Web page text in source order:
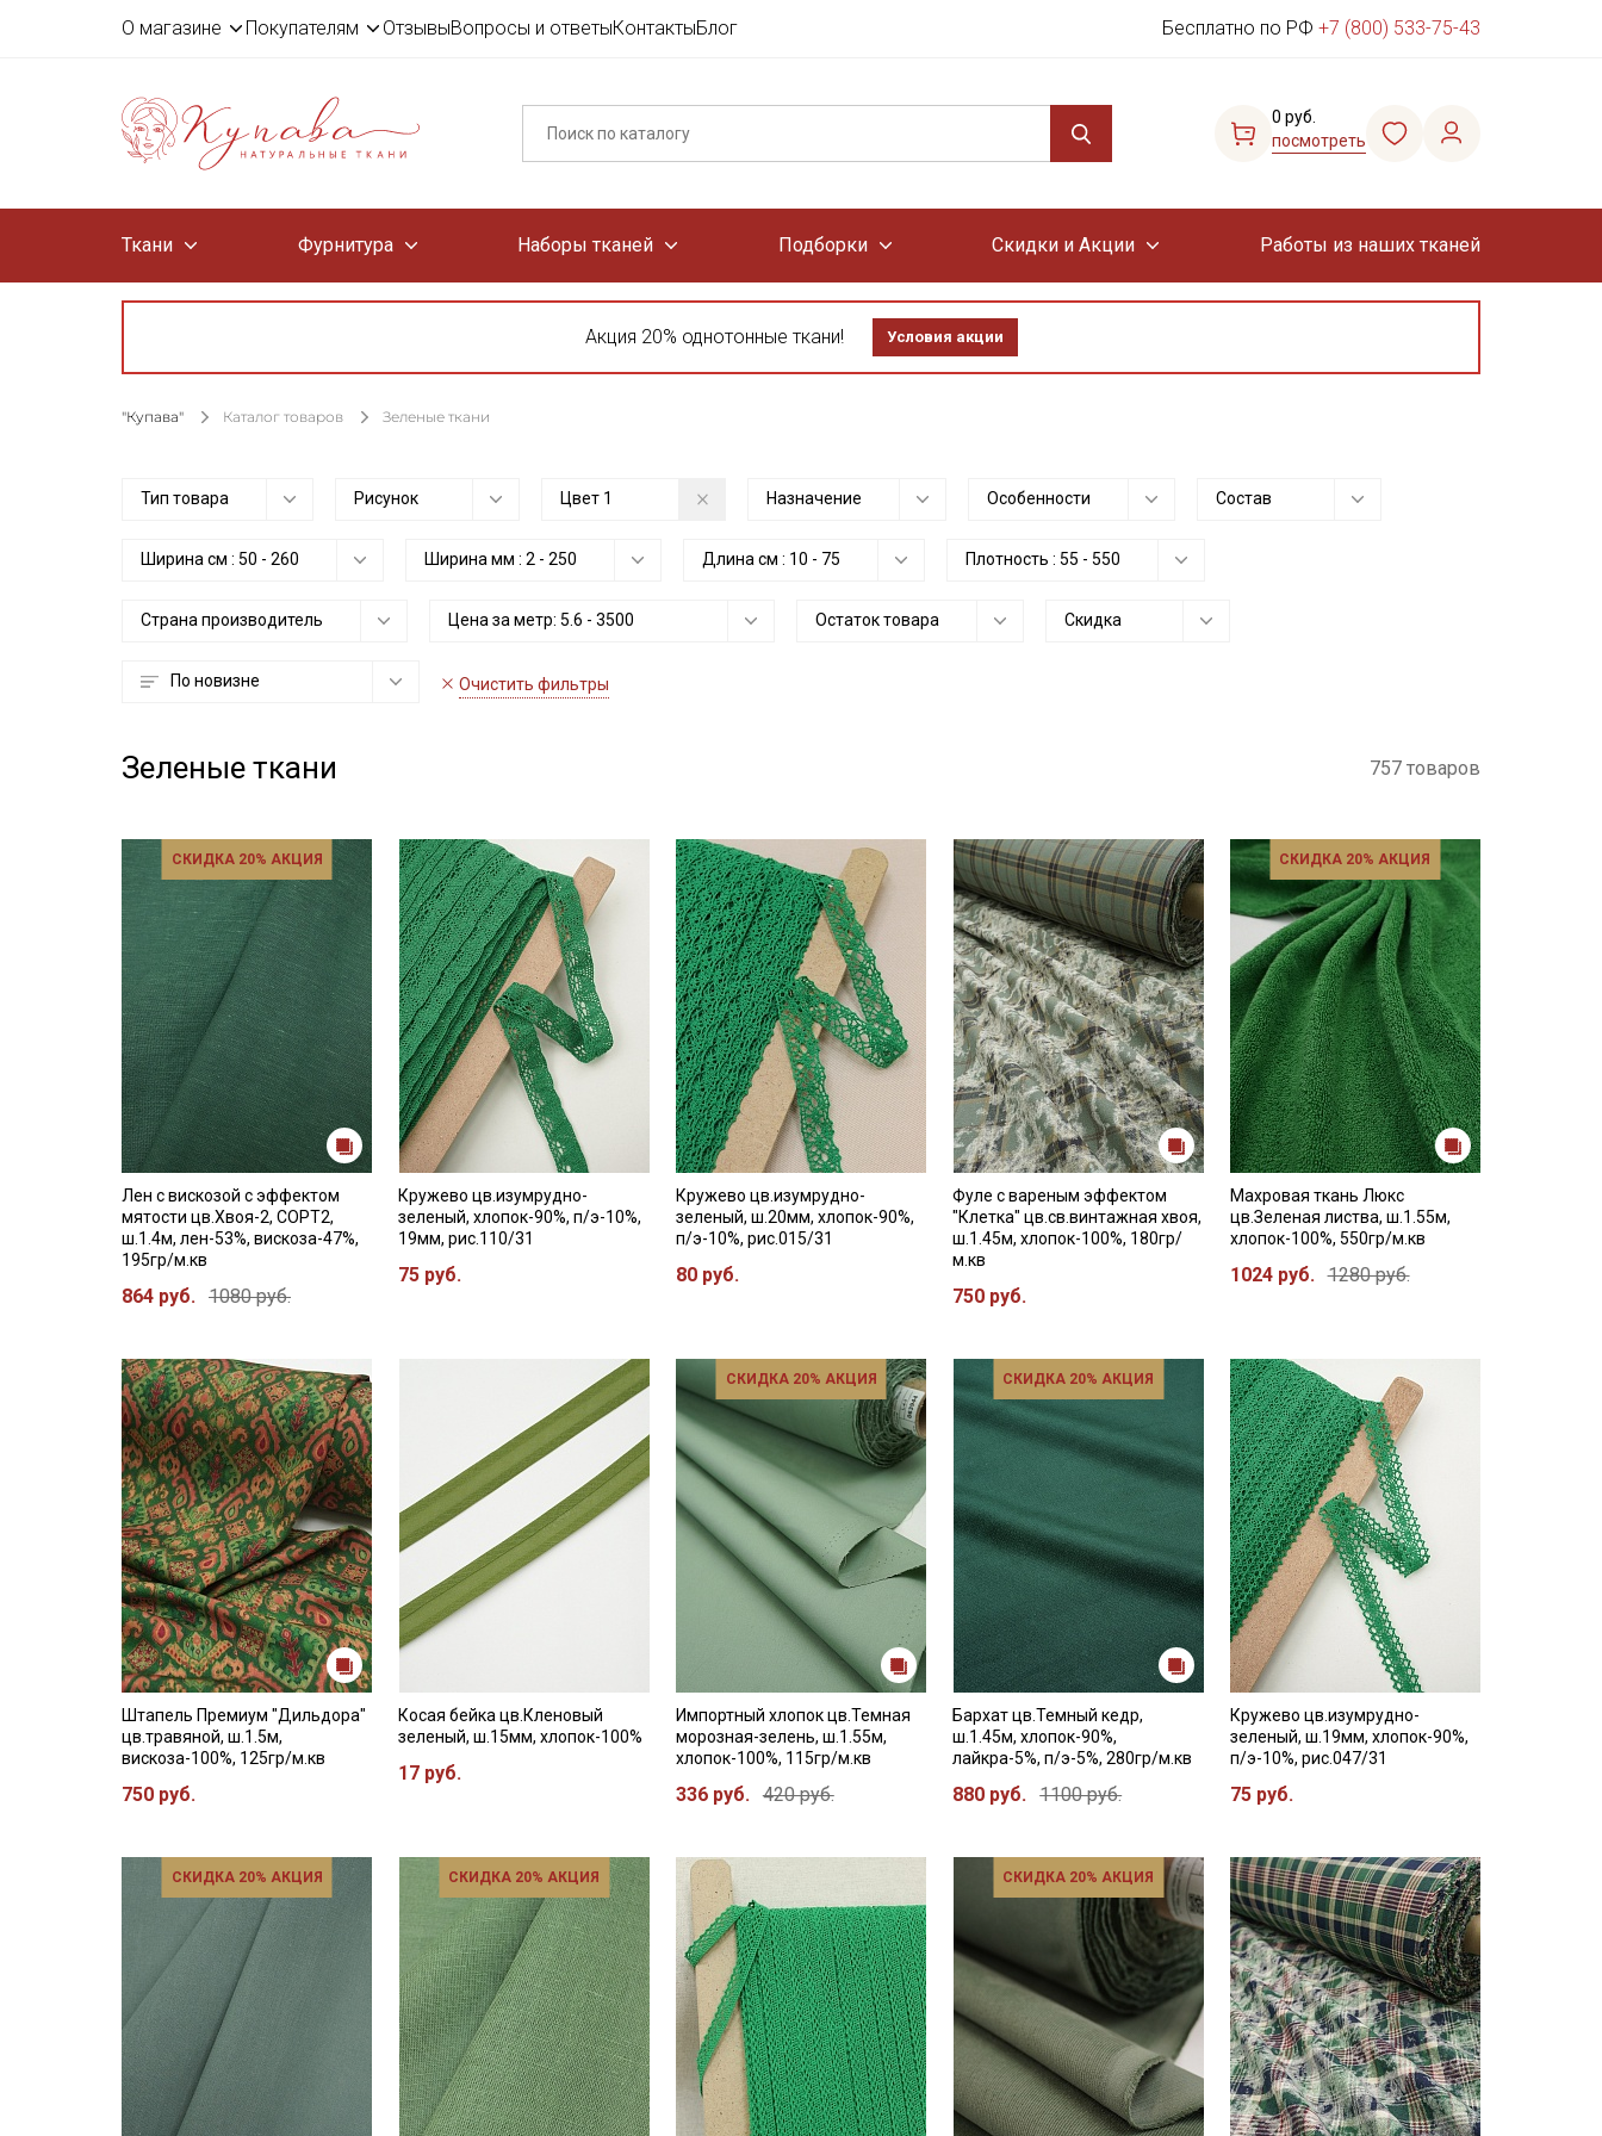
О магазине Покупателям ОтзывыВопросы и ответыКонтактыБлог Бесплатно по РФ +7 (800) 533-75-43
0 руб.
посмотреть
Ткани Фурнитура Наборы тканей Подборки Скидки и Акции Работы из наших тканей
Акция 20% однотонные ткани! Условия акции
"Купава" Каталог товаров Зеленые ткани
Тип товара Рисунок Цвет 1 Назначение Особенности Состав
Ширина см : 50 - 260 Ширина мм : 2 - 250 Длина см : 10 - 75 Плотность : 55 - 550
Страна производитель Цена за метр: 5.6 - 3500 Остаток товара Скидка
По новизне Очистить фильтры
Зеленые ткани 757 товаров
СКИДКА 20% АКЦИЯ
Лен с вискозой с эффектом
мятости цв.Хвоя-2, СОРТ2,
ш.1.4м, лен-53%, вискоза-47%,
195гр/м.кв
864 руб. 1080 руб.
Кружево цв.изумрудно-
зеленый, хлопок-90%, п/э-10%,
19мм, рис.110/31
75 руб.
Кружево цв.изумрудно-
зеленый, ш.20мм, хлопок-90%,
п/э-10%, рис.015/31
80 руб.
Фуле с вареным эффектом
"Клетка" цв.св.винтажная хвоя,
ш.1.45м, хлопок-100%, 180гр/
м.кв
750 руб.
СКИДКА 20% АКЦИЯ
Махровая ткань Люкс
цв.Зеленая листва, ш.1.55м,
хлопок-100%, 550гр/м.кв
1024 руб. 1280 руб.
Штапель Премиум "Дильдора"
цв.травяной, ш.1.5м,
вискоза-100%, 125гр/м.кв
750 руб.
Косая бейка цв.Кленовый
зеленый, ш.15мм, хлопок-100%
17 руб.
СКИДКА 20% АКЦИЯ
Импортный хлопок цв.Темная
морозная-зелень, ш.1.55м,
хлопок-100%, 115гр/м.кв
336 руб. 420 руб.
СКИДКА 20% АКЦИЯ
Бархат цв.Темный кедр,
ш.1.45м, хлопок-90%,
лайкра-5%, п/э-5%, 280гр/м.кв
880 руб. 1100 руб.
Кружево цв.изумрудно-
зеленый, ш.19мм, хлопок-90%,
п/э-10%, рис.047/31
75 руб.
СКИДКА 20% АКЦИЯ СКИДКА 20% АКЦИЯ СКИДКА 20% АКЦИЯ
Секретная рассылка от
Купава
Мы публикуем здесь дополнительные